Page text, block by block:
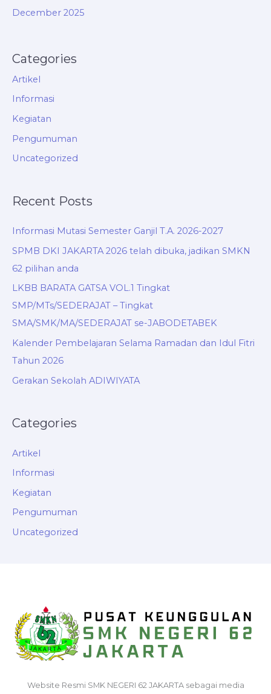
December 2025
Categories
Artikel
Informasi
Kegiatan
Pengumuman
Uncategorized
Recent Posts
Informasi Mutasi Semester Ganjil T.A. 2026-2027
SPMB DKI JAKARTA 2026 telah dibuka, jadikan SMKN
62 pilihan anda
LKBB BARATA GATSA VOL.1 Tingkat
SMP/MTs/SEDERAJAT – Tingkat
SMA/SMK/MA/SEDERAJAT se-JABODETABEK
Kalender Pembelajaran Selama Ramadan dan Idul Fitri
Tahun 2026
Gerakan Sekolah ADIWIYATA
Categories
Artikel
Informasi
Kegiatan
Pengumuman
Uncategorized
Website Resmi SMK NEGERI 62 JAKARTA sebagai media